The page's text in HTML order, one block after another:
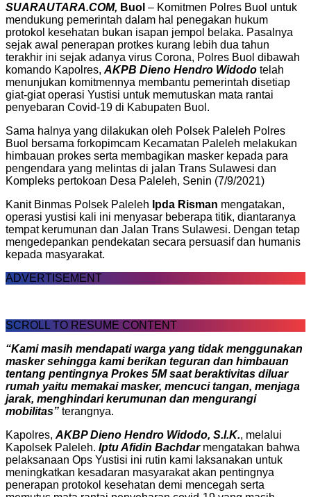
SUARAUTARA.COM, Buol – Komitmen Polres Buol untuk
mendukung pemerintah dalam hal penegakan hukum
protokol kesehatan bukan isapan jempol belaka. Pasalnya
sejak awal penerapan protkes kurang lebih dua tahun
terakhir ini sejak adanya virus Corona, Polres Buol dibawah
komando Kapolres, AKPB Dieno Hendro Widodo telah
menunjukan komitmennya membantu pemerintah disetiap
giat-giat operasi Yustisi untuk memutuskan mata rantai
penyebaran Covid-19 di Kabupaten Buol.
Sama halnya yang dilakukan oleh Polsek Paleleh Polres
Buol bersama forkopimcam Kecamatan Paleleh melakukan
himbauan prokes serta membagikan masker kepada para
pengendara yang melintas di jalan Trans Sulawesi dan
Kompleks pertokoan Desa Paleleh, Senin (7/9/2021)
Kanit Binmas Polsek Paleleh Ipda Risman mengatakan,
operasi yustisi kali ini menyasar beberapa titik, diantaranya
tempat kerumunan dan Jalan Trans Sulawesi. Dengan tetap
mengedepankan pendekatan secara persuasif dan humanis
kepada masyarakat.
ADVERTISEMENT
SCROLL TO RESUME CONTENT
“Kami masih mendapati warga yang tidak menggunakan
masker sehingga kami berikan teguran dan himbauan
tentang pentingnya Prokes 5M saat beraktivitas diluar
rumah yaitu memakai masker, mencuci tangan, menjaga
jarak, menghindari kerumunan dan mengurangi
mobilitas” terangnya.
Kapolres, AKBP Dieno Hendro Widodo, S.I.K., melalui
Kapolsek Paleleh. Iptu Afidin Bachdarmengatakan bahwa
pelaksanaan Ops Yustisi ini rutin kami laksanakan untuk
meningkatkan kesadaran masyarakat akan pentingnya
penerapan protokol kesehatan demi mencegah serta